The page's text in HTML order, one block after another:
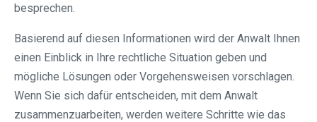
besprechen.
Basierend auf diesen Informationen wird der Anwalt Ihnen
einen Einblick in Ihre rechtliche Situation geben und
mögliche Lösungen oder Vorgehensweisen vorschlagen.
Wenn Sie sich dafür entscheiden, mit dem Anwalt
zusammenzuarbeiten, werden weitere Schritte wie das